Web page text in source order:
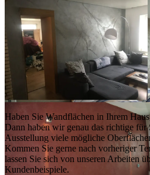
Haben Sie Wandflächen in Ihrem
Dann haben wir genau das richtige für
Ausstellung viele mögliche
Kommen Sie gerne nach vorheriger
lassen Sie sich von unseren Arbeiten
Kundenbeispiele.